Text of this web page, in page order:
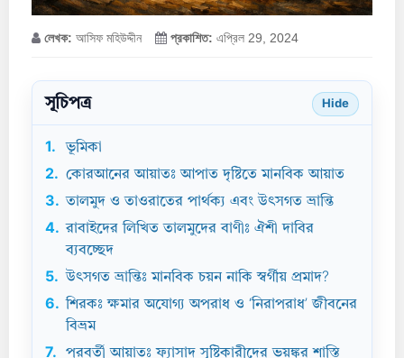
লেখক: আসিফ মহিউদ্দীন প্রকাশিত: এপ্রিল 29, 2024
সূচিপত্র Hide
1.
ভূমিকা
2. কোরআনের আয়াতঃ আপাত দৃষ্টিতে মানবিক আয়াত
3. তালমুদ ও তাওরাতের পার্থক্য এবং উৎসগত ভ্রান্তি
4. রাবাইদের লিখিত তালমুদের বাণীঃ ঐশী দাবির
ব্যবচ্ছেদ
5. উৎসগত ভ্রান্তিঃ মানবিক চয়ন নাকি স্বর্গীয় প্রমাদ?
6. শিরকঃ ক্ষমার অযোগ্য অপরাধ ও ‘নিরাপরাধ’ জীবনের
বিভ্রম
7.
পরবর্তী আয়াতঃ ফ্যাসাদ সৃষ্টিকারীদের ভয়ঙ্কর শাস্তি